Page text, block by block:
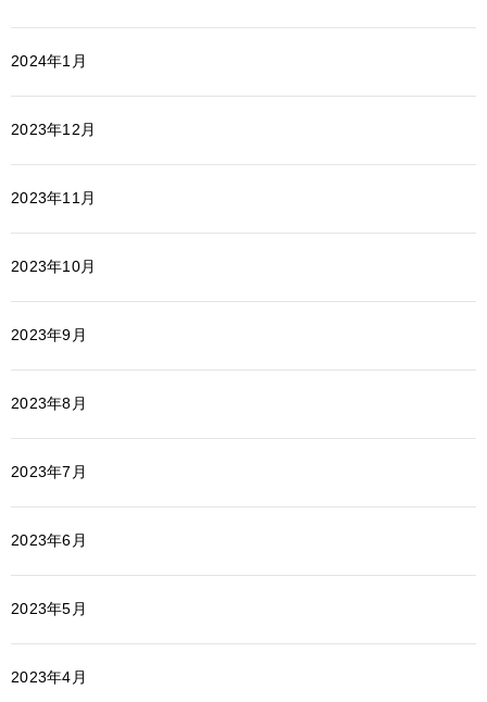
2024年1月
2023年12月
2023年11月
2023年10月
2023年9月
2023年8月
2023年7月
2023年6月
2023年5月
2023年4月